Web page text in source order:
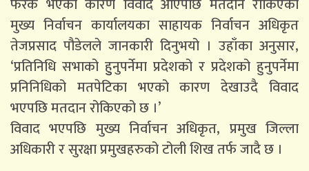
मुख्य निर्वाचन कार्यालयका साहायक निर्वाचन अधिकृत
तेजप्रसाद पौडेलले जानकारी दिनुभयो । उहाँका अनुसार,
‘प्रतिनिधि सभाको हुुनुपर्नेमा प्रदेशको र प्रदेशको हुनुपर्नेमा
प्रनिनिधिको मतपेटिका भएको कारण देखाउदै विवाद
भएपछि मतदान रोकिएको छ ।’
विवाद भएपछि मुख्य निर्वाचन अधिकृत, प्रमुख जिल्ला
अधिकारी र सुरक्षा प्रमुखहरुको टोली शिख तर्फ जादै छ ।